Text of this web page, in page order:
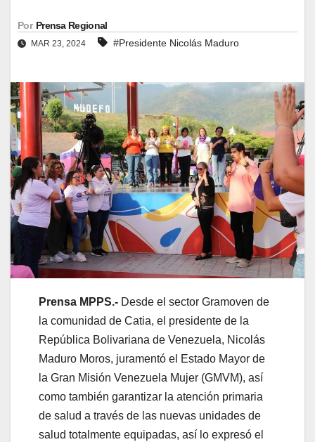
Por Prensa Regional
MAR 23, 2024 #Presidente Nicolás Maduro
Prensa MPPS.- Desde el sector Gramoven de
la comunidad de Catia, el presidente de la
República Bolivariana de Venezuela, Nicolás
Maduro Moros, juramentó el Estado Mayor de
la Gran Misión Venezuela Mujer (GMVM), así
como también garantizar la atención primaria
de salud a través de las nuevas unidades de
salud totalmente equipadas, así lo expresó el